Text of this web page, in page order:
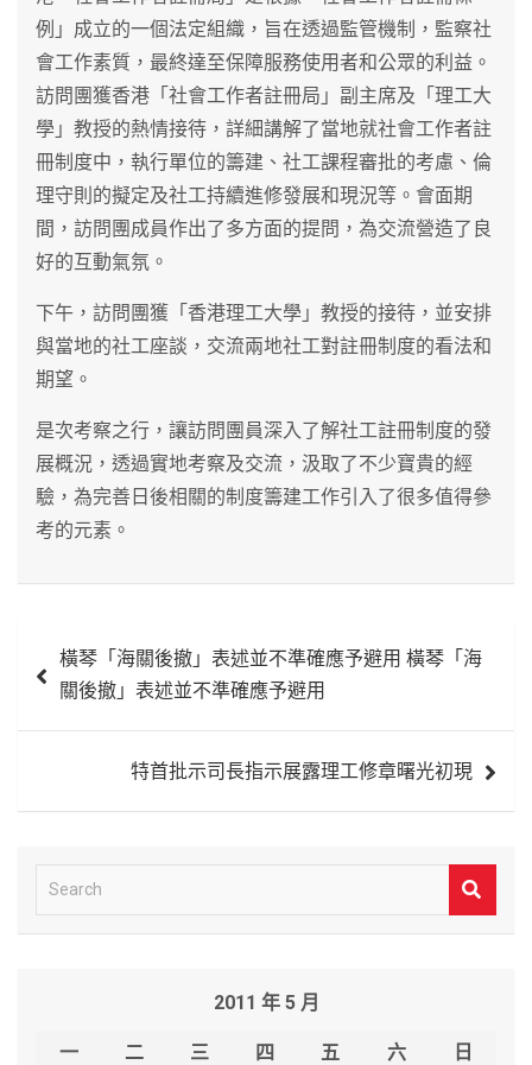
例」成立的一個法定組織，旨在透過監管機制，監察社
會工作素質，最終達至保障服務使用者和公眾的利益。
訪問團獲香港「社會工作者註冊局」副主席及「理工大
學」教授的熱情接待，詳細講解了當地就社會工作者註
冊制度中，執行單位的籌建、社工課程審批的考慮、倫
理守則的擬定及社工持續進修發展和現況等。會面期
間，訪問團成員作出了多方面的提問，為交流營造了良
好的互動氣氛。
下午，訪問團獲「香港理工大學」教授的接待，並安排
與當地的社工座談，交流兩地社工對註冊制度的看法和
期望。
是次考察之行，讓訪問團員深入了解社工註冊制度的發
展概況，透過實地考察及交流，汲取了不少寶貴的經
驗，為完善日後相關的制度籌建工作引入了很多值得參
考的元素。
章 橫琴「海關後撤」表述並不準確應予避用 橫琴「海
關後撤」表述並不準確應予避用
特首批示司長指示展露理工修章曙光初現
e
2011 年 5 月
一 二 三 四 五 六
日